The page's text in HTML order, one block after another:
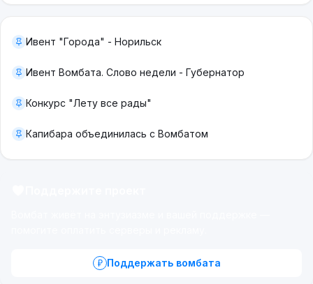
Ивент "Города" - Норильск
Ивент Вомбата. Слово недели - Губернатор
Конкурс "Лету все рады"
Капибара объединилась с Вомбатом
Поддержать вомбата